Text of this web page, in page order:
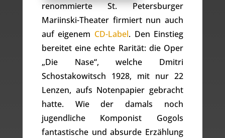
renommierte St. Petersburger
Mariinski-Theater firmiert nun auch
auf eigenem CD-Label. Den Einstieg
bereitet eine echte Rarität: die Oper
„Die Nase“, welche Dmitri
Schostakowitsch 1928, mit nur 22
Lenzen, aufs Notenpapier gebracht
hatte. Wie der damals noch
jugendliche Komponist Gogols
fantastische und absurde Erzählung